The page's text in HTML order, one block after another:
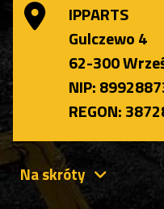
IPPARTS
Gulczewo 4
62-300
NIP:
REGON:
Na skróty